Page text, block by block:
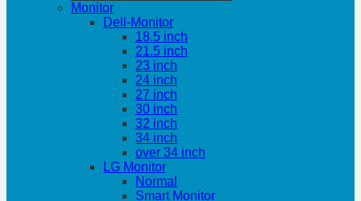
Monitor
Dell-Monitor
18.5 inch
21.5 inch
23 inch
24 inch
27 inch
30 inch
32 inch
34 inch
over 34 inch
LG Monitor
Normal
Smart Monitor